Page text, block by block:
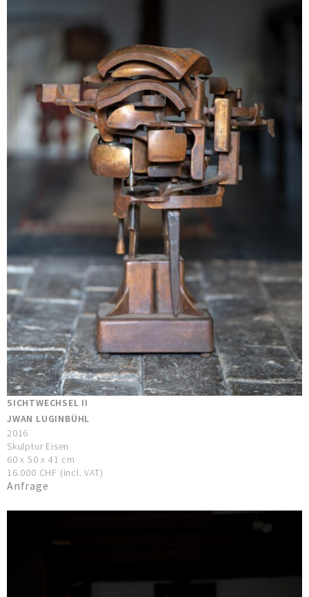
SICHTWECHSEL II
JWAN LUGINBÜHL
2016
Skulptur Eisen
60 x 50 x 41 cm
16.000 CHF (incl. VAT)
Anfrage